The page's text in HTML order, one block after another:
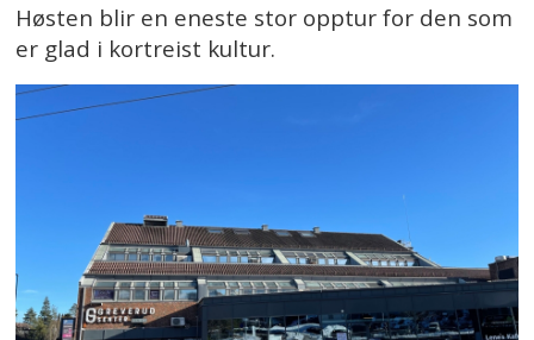
Høsten blir en eneste stor opptur for den som
er glad i kortreist kultur.